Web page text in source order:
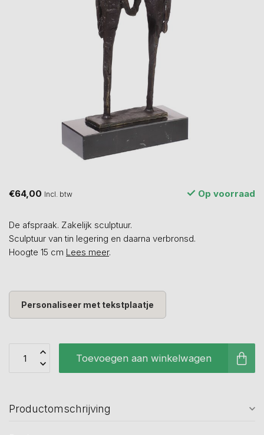
€64,00 Incl. btw Op voorraad
De afspraak. Zakelijk sculptuur.
Sculptuur van tin legering en daarna verbronsd.
Hoogte 15 cm Lees meer.
Personaliseer met tekstplaatje
Toevoegen aan winkelwagen
Productomschrijving